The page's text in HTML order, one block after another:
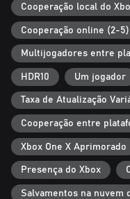
Cooperação local do
Cooperação online (2-5)
Multijogadores entre
HDR10 Um jogador
Taxa de Atualização
Cooperação entre
Xbox One X Aprimorado
Presença do Xbox
Salvamentos na nuvem